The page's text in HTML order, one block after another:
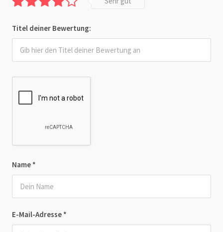
Name *
E-Mail-Adresse *
Titel deiner Bewertung: